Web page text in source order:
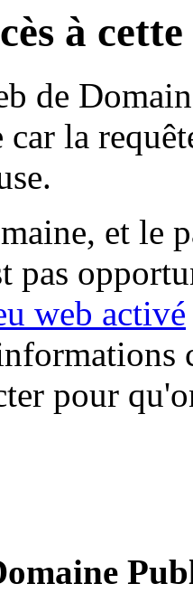
à
de
car la
et le
pas
web activé
pour